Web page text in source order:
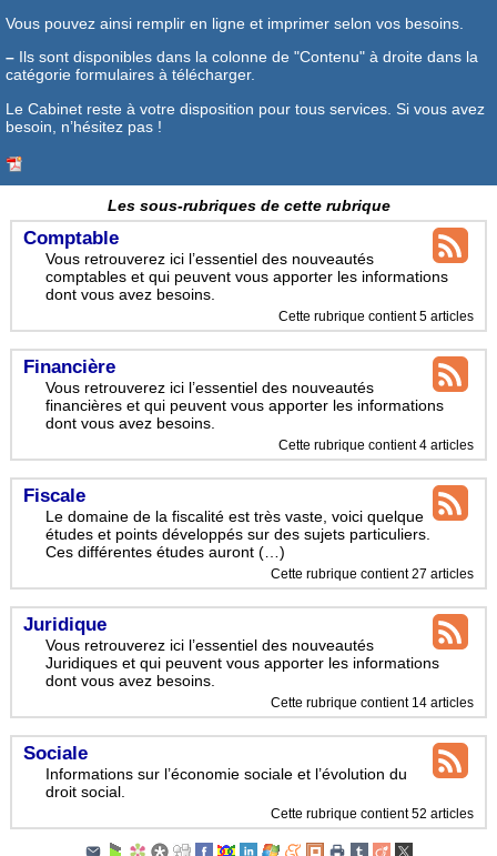
Vous pouvez ainsi remplir en ligne et imprimer selon vos besoins.
– Ils sont disponibles dans la colonne de "Contenu" à droite dans la
catégorie formulaires à télécharger.
Le Cabinet reste à votre disposition pour tous services. Si vous avez
besoin, n’hésitez pas !
Les sous-rubriques de cette rubrique
Comptable
Vous retrouverez ici l’essentiel des nouveautés
comptables et qui peuvent vous apporter les informations
dont vous avez besoins.
Cette rubrique contient 5 articles
Financière
Vous retrouverez ici l’essentiel des nouveautés
financières et qui peuvent vous apporter les informations
dont vous avez besoins.
Cette rubrique contient 4 articles
Fiscale
Le domaine de la fiscalité est très vaste, voici quelque
études et points développés sur des sujets particuliers.
Ces différentes études auront (…)
Cette rubrique contient 27 articles
Juridique
Vous retrouverez ici l’essentiel des nouveautés
Juridiques et qui peuvent vous apporter les informations
dont vous avez besoins.
Cette rubrique contient 14 articles
Sociale
Informations sur l’économie sociale et l’évolution du
droit social.
Cette rubrique contient 52 articles